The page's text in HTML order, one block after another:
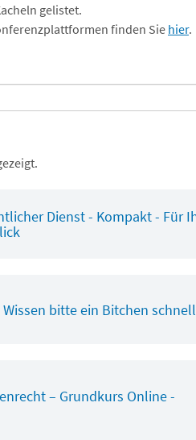
gelistet.
finden Sie hier.
Dienst - Kompakt - Für
Wissen bitte ein Bitchen
– Grundkurs Online -